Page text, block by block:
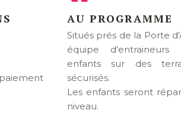
AU PROGRAMME
Situés prés de la Porte
équipe d'entraineurs
enfants sur des
sécurisés.
Les enfants seront
niveau.